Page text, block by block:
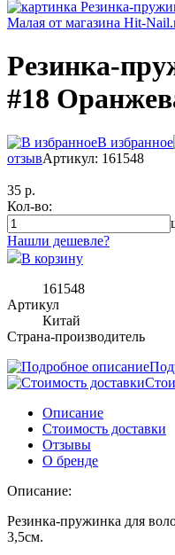
Резинка-
#18
В избранное
отзывАртикул: 161548
35 р.
Кол-во:
Нашли дешевле?
В корзину
161548
Артикул
Китай
Страна-производитель
Описание
Стоимость доставки
Отзывы
О бренде
Описание:
Резинка-пружинка для
3,5см.